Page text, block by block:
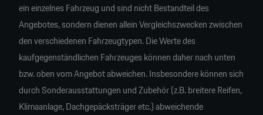
ein einzelnes Fahrzeug und sind nicht Bestandteil des
Angebotes, sondern dienen allein Vergleichszwecken zwischen
den verschiedenen Fahrzeugtypen. Die Werte des
kaufgegenständlichen Fahrzeuges können daher nach unten
bzw. oben vom Angebot abweichen. Insbesondere können sich
durch Sonderausstattungen und Zubehör (z.B. breitere Reifen,
Klimaanlage, Dachgepäcksträger etc.) abweichende